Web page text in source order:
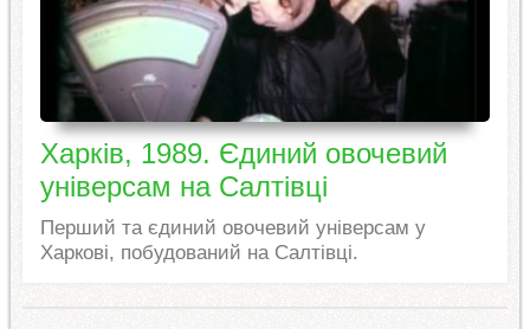
Харків, 1989. Єдиний овочевий
універсам на Салтівці
Перший та єдиний овочевий універсам у
Харкові, побудований на Салтівці.